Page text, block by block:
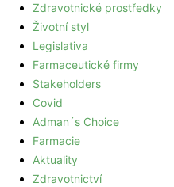
Zdravotnické prostředky
Životní styl
Legislativa
Farmaceutické firmy
Stakeholders
Covid
Adman´s Choice
Farmacie
Aktuality
Zdravotnictví